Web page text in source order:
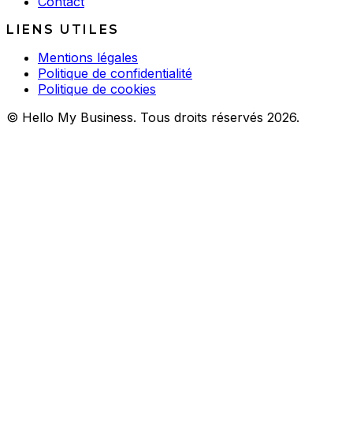
LIENS UTILES
Mentions légales
Politique de confidentialité
Politique de cookies
© Hello My Business. Tous droits réservés 2026.